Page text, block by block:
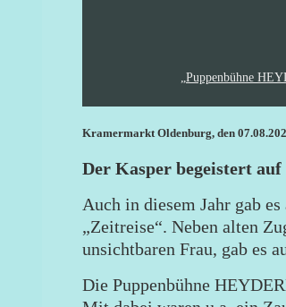
„Puppenbühne
Kramermarkt Oldenburg, den
Der Kasper begeistert
Auch in diesem Jahr gab
„Zeitreise“. Neben alten
unsichtbaren Frau, gab es
Die Puppenbühne